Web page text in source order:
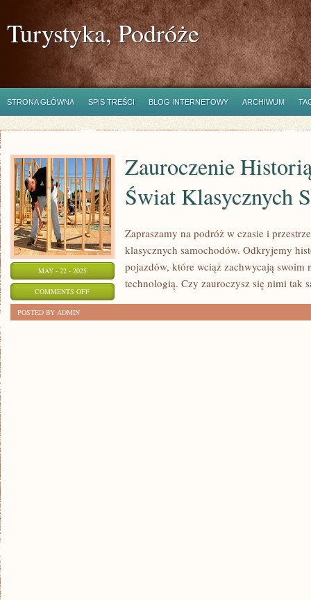
Turystyka, Podróże
STRONA GŁÓWNA SPIS TREŚCI BLOG INTERNETOWY ARCHIWUM
MAY - 22 - 2025
COMMENTS OFFON
Zauroczenie
Świat Klasycznych
Zapraszamy na podróż w czasie i
klasycznych samochodów. Odkryjemy
pojazdów, które wciąż zachwycają swoim
technologią. Czy zauroczysz się nimi tak
POSTED BY ADMIN